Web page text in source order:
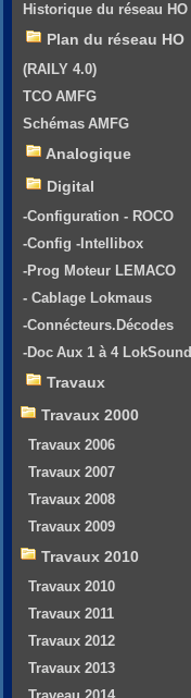
Historique du réseau HO
Plan du réseau HO
(RAILY 4.0)
TCO AMFG
Schémas AMFG
Analogique
Digital
-Configuration - ROCO
-Config -Intellibox
-Prog Moteur LEMACO
- Cablage Lokmaus
-Connécteurs.Décodes
-Doc Aux 1 à 4 LokSound
Travaux
Travaux 2000
Travaux 2006
Travaux 2007
Travaux 2008
Travaux 2009
Travaux 2010
Travaux 2010
Travaux 2011
Travaux 2012
Travaux 2013